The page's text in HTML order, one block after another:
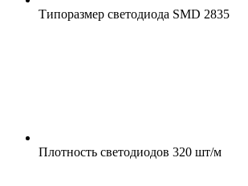
Типоразмер светодиода SMD 2835
Плотность светодиодов 320 шт/м